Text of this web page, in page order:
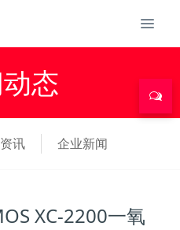
态
讯 企业新闻
XC-2200一氧